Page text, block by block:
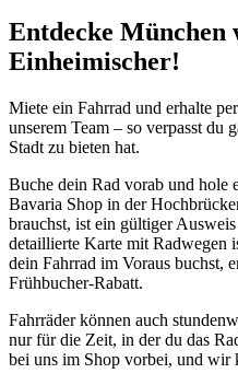
Entdecke München
Einheimischer!
Miete ein Fahrrad und erhalte
unserem Team – so verpasst du
Stadt zu bieten hat.
Buche dein Rad vorab und hole
Bavaria Shop in der
brauchst, ist ein gültiger
detaillierte Karte mit Radwegen
dein Fahrrad im Voraus buchst,
Frühbucher-Rabatt.
Fahrräder können auch
nur für die Zeit, in der du das
bei uns im Shop vorbei, und wir